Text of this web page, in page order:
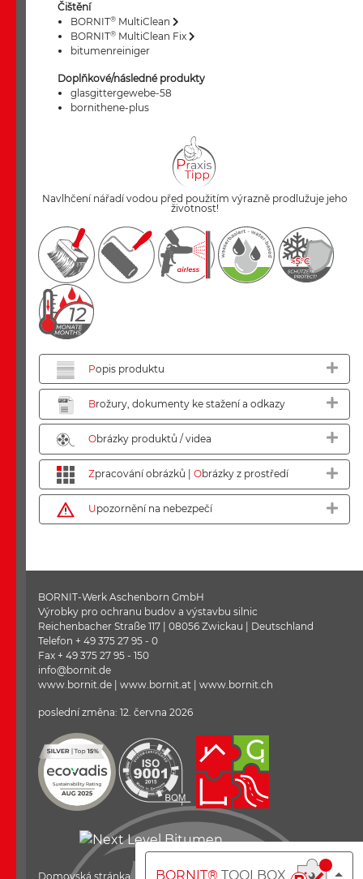
Čištění
BORNIT® MultiClean
BORNIT® MultiClean Fix
bitumenreiniger
Doplňkové/následné produkty
glasgittergewebe-58
bornithene-plus
Navlhčení nářadí vodou před použitím výrazně prodlužuje jeho
životnost!
BORNIT® TOOLBOX
Popis produktu
Brožury, dokumenty ke stažení a odkazy
Obrázky produktů / videa
Zpracování obrázků | Obrázky z prostředí
Upozornění na nebezpečí
BORNIT-Werk Aschenborn GmbH
Výrobky pro ochranu budov a výstavbu silnic
Reichenbacher Straße 117 | 08056 Zwickau | Deutschland
Telefon + 49 375 27 95 - 0
Fax + 49 375 27 95 - 150
info@bornit.de
www.bornit.de | www.bornit.at | www.bornit.ch
poslední změna: 12. června 2026
Domovská stránka